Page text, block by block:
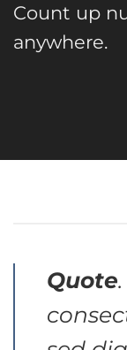
Count up
anywhere.
Quote